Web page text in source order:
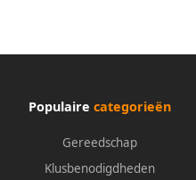
Populaire categorieën
Gereedschap
Klusbenodigdheden